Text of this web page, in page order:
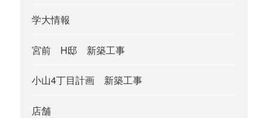
学大情報
宮前 H邸 新築工事
小山4丁目計画 新築工事
店舗